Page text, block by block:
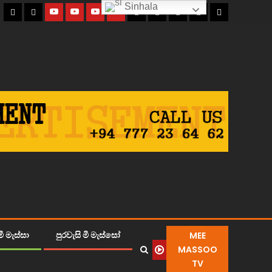
මැස්සා පුරවැසි මී මැස්සෝ
MEE
MASSOO
TV
Sinhala